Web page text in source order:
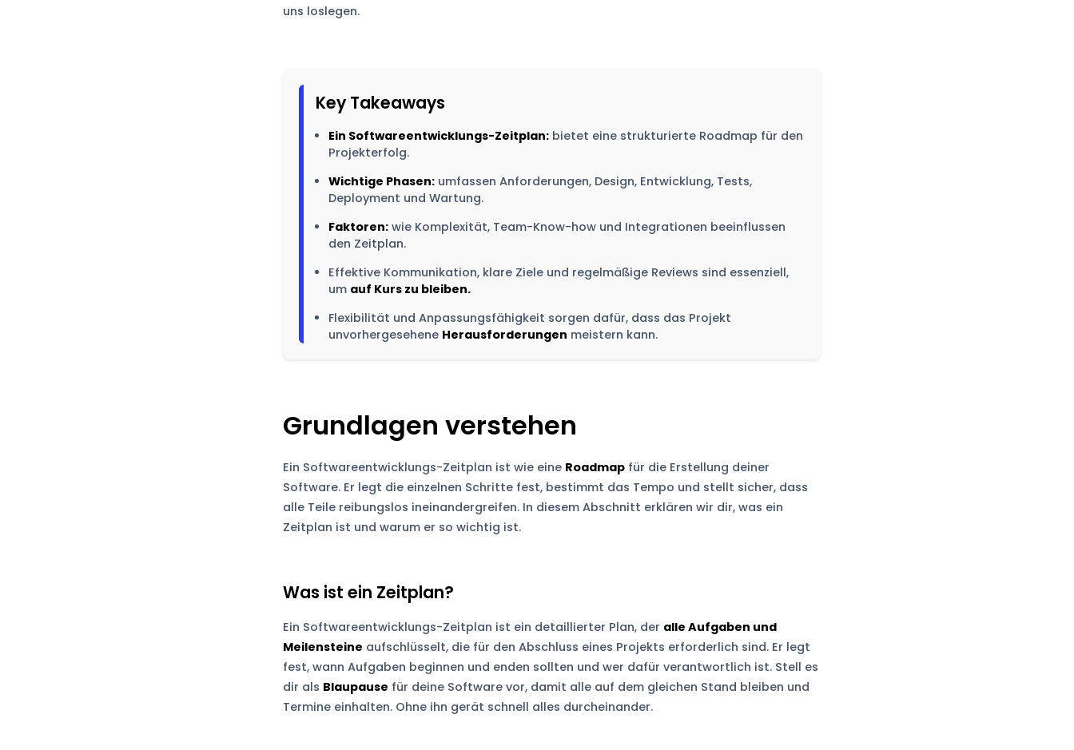
uns loslegen.
Key Takeaways
Ein Softwareentwicklungs-Zeitplan: bietet eine strukturierte Roadmap für den
Projekterfolg.
Wichtige Phasen: umfassen Anforderungen, Design, Entwicklung, Tests,
Deployment und Wartung.
Faktoren: wie Komplexität, Team-Know-how und Integrationen beeinflussen
den Zeitplan.
Effektive Kommunikation, klare Ziele und regelmäßige Reviews sind essenziell,
um auf Kurs zu bleiben.
Flexibilität und Anpassungsfähigkeit sorgen dafür, dass das Projekt
unvorhergesehene Herausforderungen meistern kann.
Grundlagen verstehen
Ein Softwareentwicklungs-Zeitplan ist wie eine Roadmapfür die Erstellung deiner
Software. Er legt die einzelnen Schritte fest, bestimmt das Tempo und stellt sicher, dass
alle Teile reibungslos ineinandergreifen. In diesem Abschnitt erklären wir dir, was ein
Zeitplan ist und warum er so wichtig ist.
Was ist ein Zeitplan?
Ein Softwareentwicklungs-Zeitplan ist ein detaillierter Plan, der alle Aufgaben und
Meilensteine aufschlüsselt, die für den Abschluss eines Projekts erforderlich sind. Er legt
fest, wann Aufgaben beginnen und enden sollten und wer dafür verantwortlich ist. Stell es
dir als Blaupause für deine Software vor, damit alle auf dem gleichen Stand bleiben und
Termine einhalten. Ohne ihn gerät schnell alles durcheinander.